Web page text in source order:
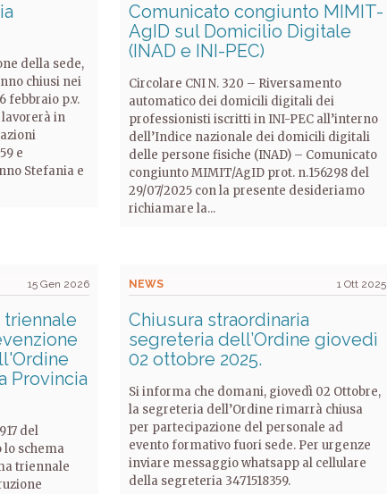
della sede,
chiusi nei
febbraio p.v.
in
e
Stefania e
Comunicato congiunto MIMIT-
AgID sul Domicilio Digitale
(INAD e INI-PEC)
Circolare CNI N. 320 – Riversamento
automatico dei domicili digitali dei
professionisti iscritti in INI-PEC all’interno
dell’Indice nazionale dei domicili digitali
delle persone fisiche (INAD) – Comunicato
congiunto MIMIT/AgID prot. n.156298 del
29/07/2025 con la presente desideriamo
richiamare la...
15 Gen 2026
triennale
Provincia
del
lo schema
triennale
NEWS 1 Ott 2025
Chiusura straordinaria
segreteria dell’Ordine giovedì
02 ottobre 2025.
Si informa che domani, giovedì 02 Ottobre,
la segreteria dell’Ordine rimarrà chiusa
per partecipazione del personale ad
evento formativo fuori sede. Per urgenze
inviare messaggio whatsapp al cellulare
della segreteria 3471518359.